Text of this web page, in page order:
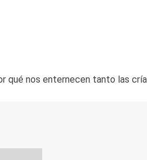
qué nos enternecen tanto las